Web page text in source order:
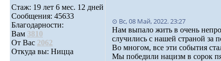
Стаж: 19 лет 6 мес. 12 дней
Сообщения: 45633
Благодарности:
Вам 3810
От Вас 2062
Откуда вы: Ницца
⊙ Вс, 08 Май, 2022. 23:27
Нам выпало жить в очень
случились c нашей страной за
Во многом, все эти события
Мы победили нацизм в сорок